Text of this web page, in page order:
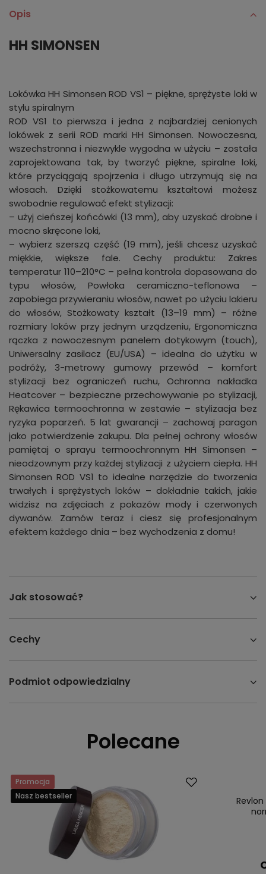
Opis
HH SIMONSEN
Lokówka HH Simonsen ROD VS1 – piękne, sprężyste loki w
stylu spiralnym
ROD VS1 to pierwsza i jedna z najbardziej cenionych
lokówek z serii ROD marki HH Simonsen. Nowoczesna,
wszechstronna i niezwykle wygodna w użyciu – została
zaprojektowana tak, by tworzyć piękne, spiralne loki,
które przyciągają spojrzenia i długo utrzymują się na
włosach. Dzięki stożkowatemu kształtowi możesz
swobodnie regulować efekt stylizacji:
– użyj cieńszej końcówki (13 mm), aby uzyskać drobne i
mocno skręcone loki,
– wybierz szerszą część (19 mm), jeśli chcesz uzyskać
miękkie, większe fale. Cechy produktu: Zakres
temperatur 110–210°C – pełna kontrola dopasowana do
typu włosów, Powłoka ceramiczno-teflonowa –
zapobiega przywieraniu włosów, nawet po użyciu lakieru
do włosów, Stożkowaty kształt (13–19 mm) – różne
rozmiary loków przy jednym urządzeniu, Ergonomiczna
rączka z nowoczesnym panelem dotykowym (touch),
Uniwersalny zasilacz (EU/USA) – idealna do użytku w
podróży, 3-metrowy gumowy przewód – komfort
stylizacji bez ograniczeń ruchu, Ochronna nakładka
Heatcover – bezpieczne przechowywanie po stylizacji,
Rękawica termoochronna w zestawie – stylizacja bez
ryzyka poparzeń. 5 lat gwarancji – zachowaj paragon
jako potwierdzenie zakupu. Dla pełnej ochrony włosów
pamiętaj o sprayu termoochronnym HH Simonsen –
nieodzownym przy każdej stylizacji z użyciem ciepła. HH
Simonsen ROD VS1 to idealne narzędzie do tworzenia
trwałych i sprężystych loków – dokładnie takich, jakie
widzisz na zdjęciach z pokazów mody i czerwonych
dywanów. Zamów teraz i ciesz się profesjonalnym
efektem każdego dnia – bez wychodzenia z domu!
Jak stosować?
Cechy
Podmiot odpowiedzialny
Polecane
Promocja
Nasz bestseller
Nasz